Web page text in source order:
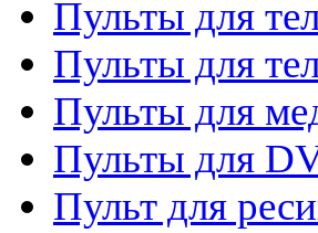
Пульты для
Пульты для
Пульты для
Пульты для
Пульт для